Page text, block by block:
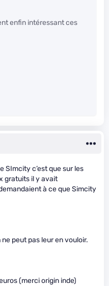
enfin intéressant ces
SImcity c’est que sur les
gratuits il y avait
à ce que Simcity
peut pas leur en vouloir.
(merci origin inde)